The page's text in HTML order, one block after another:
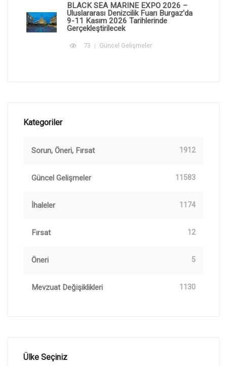
BLACK SEA MARINE EXPO 2026 –
Uluslararası Denizcilik Fuarı Burgaz'da
9-11 Kasım 2026 Tarihlerinde
Gerçekleştirilecek
73 Güncel Gelişmeler
Kategoriler
Sorun, Öneri, Fırsat 1912
Güncel Gelişmeler 11583
İhaleler 1174
Fırsat 12
Öneri 5
Mevzuat Değişiklikleri 1130
Ülke Seçiniz